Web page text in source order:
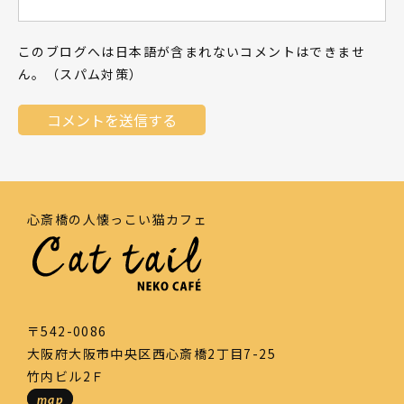
このブログへは日本語が含まれないコメントはできませ
ん。（スパム対策）
心斎橋の人懐っこい猫カフェ
〒542-0086
大阪府大阪市中央区西心斎橋2丁目7-25
竹内ビル2Ｆ
map